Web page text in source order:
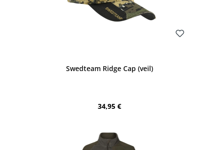
Swedteam Ridge Cap (veil)
Regulärer Preis:
34,95 €